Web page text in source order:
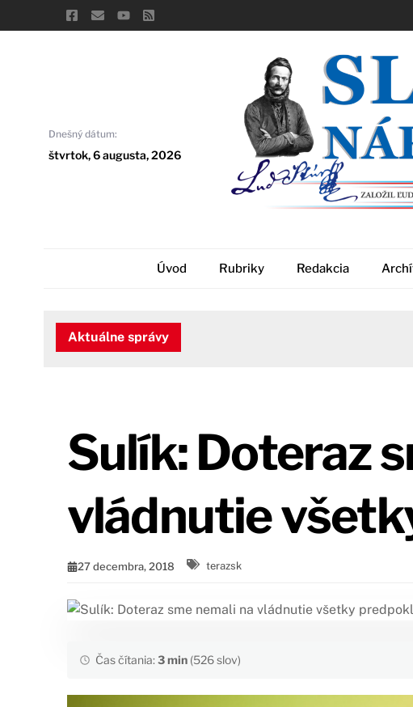
to
Dnešný dátum:
štvrtok, 6 augusta, 2026
Úvod Rubriky Redakcia
Aktuálne správy
Sulík: Doteraz
vládnutie
27 decembra, 2018 terazsk
Čas čítania:3 min(526 slov)